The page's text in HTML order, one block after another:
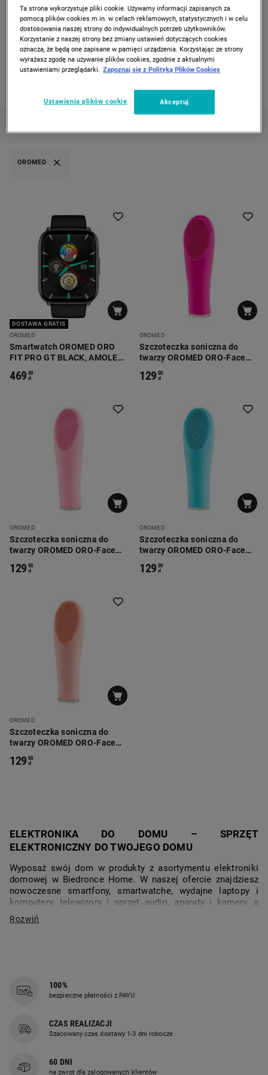
CAROUSEL NAVIGATION
PREVIOUS SLIDE
Strona Główna Elektronika
ELEKTRONIKA
OROMED
DOSTAWA GRATIS
OROMED
Smartwatch OROMED ORO
FIT PRO GT BLACK, AMOLED
469 00
zł
OROMED
Szczoteczka soniczna do
twarzy OROMED ORO-Face
129 00
zł
OROMED
Szczoteczka soniczna do
twarzy OROMED ORO-Face
129 00
zł
OROMED
Szczoteczka soniczna do
twarzy OROMED ORO-Face
129 00
zł
OROMED
Szczoteczka soniczna do
twarzy OROMED ORO-Face
bezprzewodowa
129 00
zł
ELEKTRONIKA DO DOMU – SPRZĘT
ELEKTRONICZNY DO TWOJEGO DOMU
Wyposaż swój dom w produkty z asortymentu elektroniki
domowej w Biedronce Home. W naszej ofercie znajdziesz
nowoczesne smartfony, smartwatche, wydajne laptopy i
komputery, telewizory i sprzęt audio, aparaty i kamery, a
także małe AGD, takie jak roboty sprzątające i nawilżacze
powietrza. Sprawdź specjalnie przygotowaną ofertę
codziennym funkcjonowaniu i jest podstawą domowej
elektroniki. Następnie przejdź do kategorii smartfony,
uprzyjemnia wolny czas. Na koniec sprawdź katalog
telewizorów i sprzętu audio do domu, gdzie znajdziesz
domowego. Poznaj zalety gadżetów i sprzętów dostępnych
100%
bezpieczne płatności z PAYU
CZAS REALIZACJI
Szacowany czas dostawy 1-3 dni robocze
60 DNI
na zwrot dla zalogowanych klientów
Ta strona wykorzystuje pliki cookie. Używamy informacji zapisanych za
pomocą plików cookies m.in. w celach reklamowych, statystycznych i w celu
dostosowania naszej strony do indywidualnych potrzeb użytkowników.
Korzystanie z naszej strony bez zmiany ustawień dotyczących cookies
oznacza, że będą one zapisane w pamięci urządzenia. Korzystając ze strony
wyrażasz zgodę na używanie plików cookies, zgodnie z aktualnymi
ustawieniami przeglądarki. Zapoznaj się z Polityką Plików Cookies
Ustawienia plików cookie Akceptuj